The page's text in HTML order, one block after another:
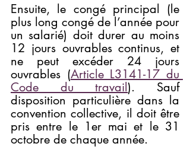
Ensuite, le congé principal (le
plus long congé de l’année pour
un salarié) doit durer au moins
12 jours ouvrables continus, et
ne peut excéder 24 jours
ouvrables (Article L3141-17 du
Code du travail). Sauf
disposition particulière dans la
convention collective, il doit être
pris entre le 1er mai et le 31
octobre de chaque année.